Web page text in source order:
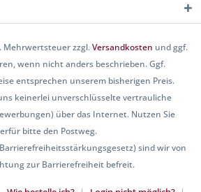
Mehrwertsteuer zzgl.Versandkosten und ggf.
wenn nicht anders beschrieben. Ggf.
entsprechen unserem bisherigen Preis.
keinerlei unverschlüsselte vertrauliche
über das Internet. Nutzen Sie
bitte den Postweg.
sind wir von
zur Barrierefreiheit befreit.